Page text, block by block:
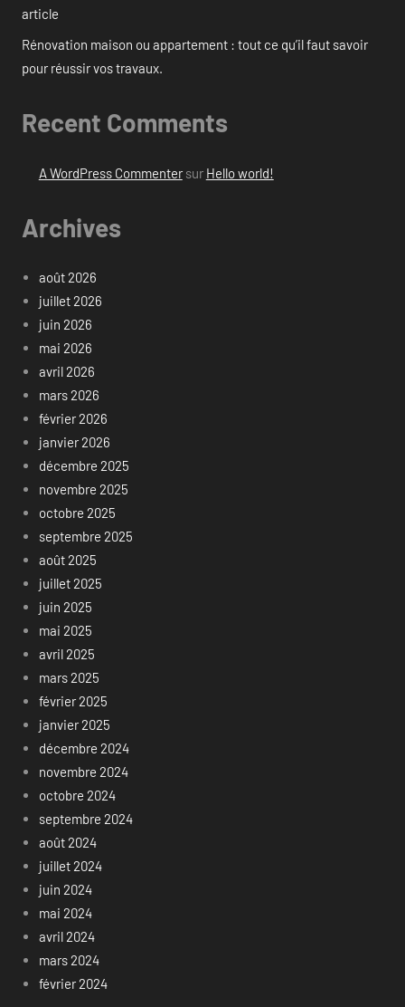
article
Rénovation maison ou appartement : tout ce qu’il faut savoir
pour réussir vos travaux.
Recent Comments
A WordPress Commentersur Hello world!
Archives
août 2026
juillet 2026
juin 2026
mai 2026
avril 2026
mars 2026
février 2026
janvier 2026
décembre 2025
novembre 2025
octobre 2025
septembre 2025
août 2025
juillet 2025
juin 2025
mai 2025
avril 2025
mars 2025
février 2025
janvier 2025
décembre 2024
novembre 2024
octobre 2024
septembre 2024
août 2024
juillet 2024
juin 2024
mai 2024
avril 2024
mars 2024
février 2024